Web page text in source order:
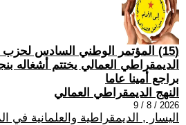
(15) المؤتمر الوطني السادس لحزب
الديمقراطي العمالي يختتم أشغاله
براجع أمينا عاما
النهج الديمقراطي العمالي
2026 / 8 / 9
اليسار , الديمقراطية والعلمانية في